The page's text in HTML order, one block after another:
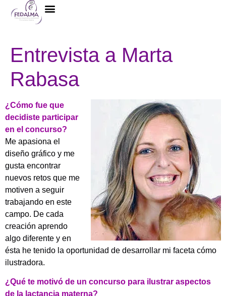
Entrevista a Marta
Rabasa
¿Cómo fue que
decidiste participar
en el concurso?
Me apasiona el
diseño gráfico y me
gusta encontrar
nuevos retos que me
motiven a seguir
trabajando en este
campo. De cada
creación aprendo
algo diferente y en
ésta he tenido la oportunidad de desarrollar mi faceta cómo
ilustradora.
¿Qué te motivó de un concurso para ilustrar aspectos
de la lactancia materna?